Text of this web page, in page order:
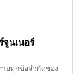
นเนอร์
ยทุกข้อจำกัดของ